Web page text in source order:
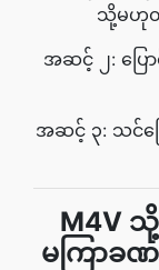
သို့မဟုတ်
အဆင့် ၂: ပြေ
အဆင့် ၃: သင်ပြ
M4V သို့
မကြာခဏ